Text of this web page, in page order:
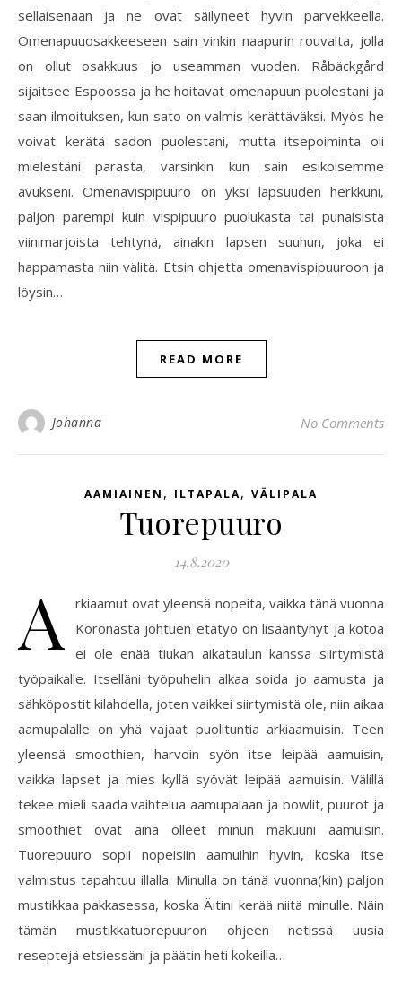
sellaisenaan ja ne ovat säilyneet hyvin parvekkeella.
Omenapuuosakkeeseen sain vinkin naapurin rouvalta, jolla
on ollut osakkuus jo useamman vuoden. Råbäckgård
sijaitsee Espoossa ja he hoitavat omenapuun puolestani ja
saan ilmoituksen, kun sato on valmis kerättäväksi. Myös he
voivat kerätä sadon puolestani, mutta itsepoiminta oli
mielestäni parasta, varsinkin kun sain esikoisemme
avukseni. Omenavispipuuro on yksi lapsuuden herkkuni,
paljon parempi kuin vispipuuro puolukasta tai punaisista
viinimarjoista tehtynä, ainakin lapsen suuhun, joka ei
happamasta niin välitä. Etsin ohjetta omenavispipuuroon ja
löysin…
READ MORE
Johanna No Comments
AAMIAINEN , ILTAPALA, VÄLIPALA
Tuorepuuro
14.8.2020
A
rkiaamut ovat yleensä nopeita, vaikka tänä vuonna
Koronasta johtuen etätyö on lisääntynyt ja kotoa
ei ole enää tiukan aikataulun kanssa siirtymistä
työpaikalle. Itselläni työpuhelin alkaa soida jo aamusta ja
sähköpostit kilahdella, joten vaikkei siirtymistä ole, niin aikaa
aamupalalle on yhä vajaat puolituntia arkiaamuisin. Teen
yleensä smoothien, harvoin syön itse leipää aamuisin,
vaikka lapset ja mies kyllä syövät leipää aamuisin. Välillä
tekee mieli saada vaihtelua aamupalaan ja bowlit, puurot ja
smoothiet ovat aina olleet minun makuuni aamuisin.
Tuorepuuro sopii nopeisiin aamuihin hyvin, koska itse
valmistus tapahtuu illalla. Minulla on tänä vuonna(kin) paljon
mustikkaa pakkasessa, koska Äitini kerää niitä minulle. Näin
tämän mustikkatuorepuuron ohjeen netissä uusia
reseptejä etsiessäni ja päätin heti kokeilla…